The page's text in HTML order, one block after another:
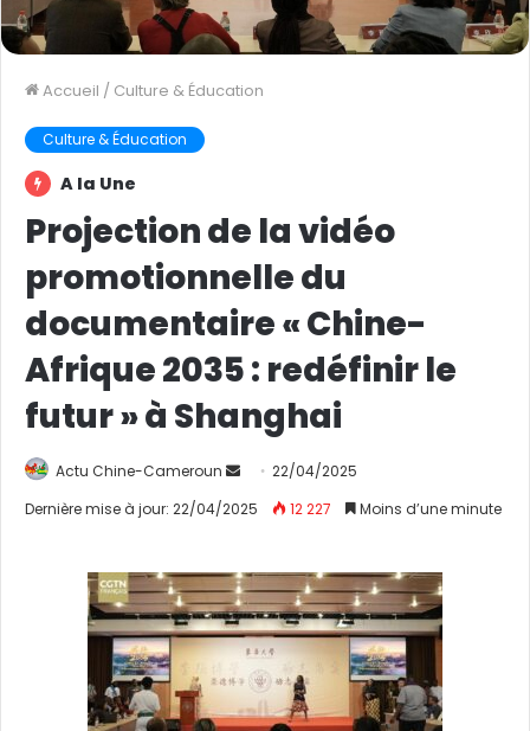
Accueil / Culture & Éducation
Culture & Éducation
A la Une
Projection de la vidéo
promotionnelle du
documentaire « Chine-
Afrique 2035 : redéfinir le
futur » à Shanghai
Actu Chine-Cameroun
n
y
e
r
c
22/04/2025
Dernière mise à jour: 22/04/2025
12 227 Moins d’une minute